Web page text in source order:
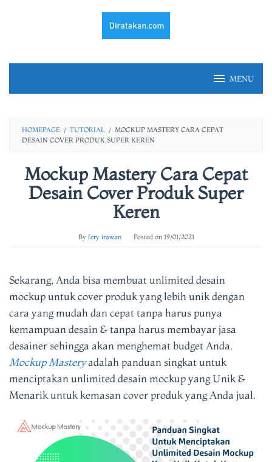
MENU
HOMEPAGE / TUTORIAL / MOCKUP MASTERY CARA CEPAT
DESAIN COVER PRODUK SUPER KEREN
Mockup Mastery Cara Cepat
Desain Cover Produk Super
Keren
By fery irawan Posted on 19/01/2021
Sekarang, Anda bisa membuat unlimited desain
mockup untuk cover produk yang lebih unik dengan
cara yang mudah dan cepat tanpa harus punya
kemampuan desain & tanpa harus membayar jasa
desainer sehingga akan menghemat budget Anda.
Mockup Masteryadalah panduan singkat untuk
menciptakan unlimited desain mockup yang Unik &
Menarik untuk kemasan cover produk yang Anda jual.